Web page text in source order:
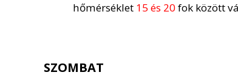
hőmérséklet 15 és 20fok között
SZOMBAT